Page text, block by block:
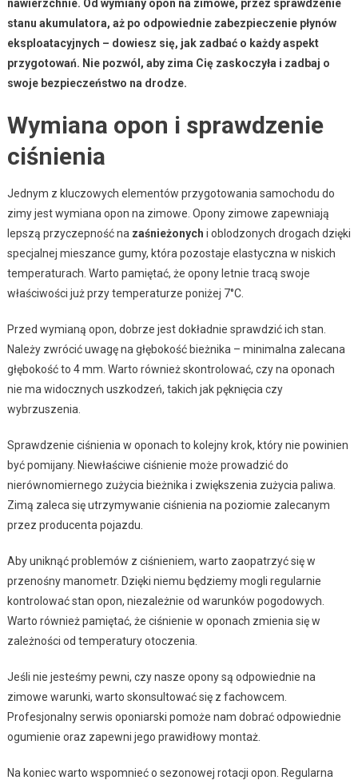
nawierzchnie. Od wymiany opon na zimowe, przez sprawdzenie
stanu akumulatora, aż po odpowiednie zabezpieczenie płynów
eksploatacyjnych – dowiesz się, jak zadbać o każdy aspekt
przygotowań. Nie pozwól, aby zima Cię zaskoczyła i zadbaj o
swoje bezpieczeństwo na drodze.
Wymiana opon i sprawdzenie
ciśnienia
Jednym z kluczowych elementów przygotowania samochodu do
zimy jest wymiana opon na zimowe. Opony zimowe zapewniają
lepszą przyczepność na zaśnieżonych i oblodzonych drogach dzięki
specjalnej mieszance gumy, która pozostaje elastyczna w niskich
temperaturach. Warto pamiętać, że opony letnie tracą swoje
właściwości już przy temperaturze poniżej 7°C.
Przed wymianą opon, dobrze jest dokładnie sprawdzić ich stan.
Należy zwrócić uwagę na głębokość bieżnika – minimalna zalecana
głębokość to 4 mm. Warto również skontrolować, czy na oponach
nie ma widocznych uszkodzeń, takich jak pęknięcia czy
wybrzuszenia.
Sprawdzenie ciśnienia w oponach to kolejny krok, który nie powinien
być pomijany. Niewłaściwe ciśnienie może prowadzić do
nierównomiernego zużycia bieżnika i zwiększenia zużycia paliwa.
Zimą zaleca się utrzymywanie ciśnienia na poziomie zalecanym
przez producenta pojazdu.
Aby uniknąć problemów z ciśnieniem, warto zaopatrzyć się w
przenośny manometr. Dzięki niemu będziemy mogli regularnie
kontrolować stan opon, niezależnie od warunków pogodowych.
Warto również pamiętać, że ciśnienie w oponach zmienia się w
zależności od temperatury otoczenia.
Jeśli nie jesteśmy pewni, czy nasze opony są odpowiednie na
zimowe warunki, warto skonsultować się z fachowcem.
Profesjonalny serwis oponiarski pomoże nam dobrać odpowiednie
ogumienie oraz zapewni jego prawidłowy montaż.
Na koniec warto wspomnieć o sezonowej rotacji opon. Regularna